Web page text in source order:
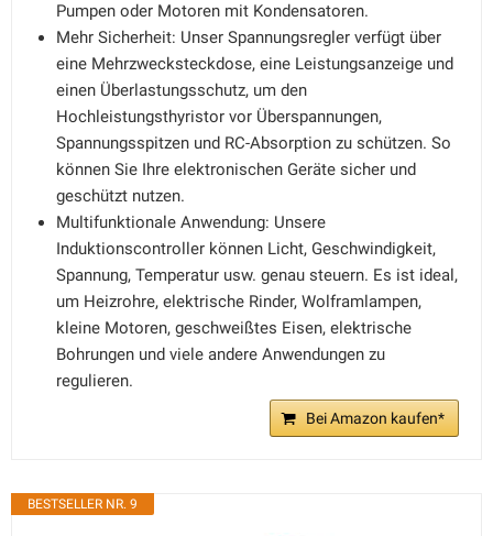
Pumpen oder Motoren mit Kondensatoren.
Mehr Sicherheit: Unser Spannungsregler verfügt über
eine Mehrzwecksteckdose, eine Leistungsanzeige und
einen Überlastungsschutz, um den
Hochleistungsthyristor vor Überspannungen,
Spannungsspitzen und RC-Absorption zu schützen. So
können Sie Ihre elektronischen Geräte sicher und
geschützt nutzen.
Multifunktionale Anwendung: Unsere
Induktionscontroller können Licht, Geschwindigkeit,
Spannung, Temperatur usw. genau steuern. Es ist ideal,
um Heizrohre, elektrische Rinder, Wolframlampen,
kleine Motoren, geschweißtes Eisen, elektrische
Bohrungen und viele andere Anwendungen zu
regulieren.
Bei Amazon kaufen*
BESTSELLER NR. 9